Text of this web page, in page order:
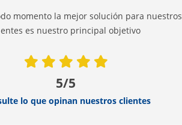
momento la mejor solución para nuestros
es nuestro principal objetivo
5/5
lo que opinan nuestros clientes